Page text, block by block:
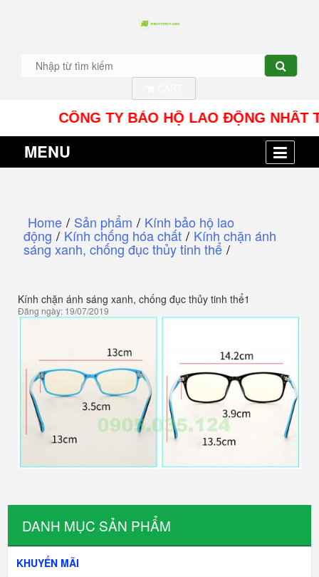
CÔNG TY BẢO HỘ LAO ĐỘNG NHÂT
MENU
DANH MỤC SẢN PHẨM
KHUYẾN MÃI
Home / Sản phẩm / Kính bảo hộ lao
động / Kính chống hóa chất / Kính chặn ánh
sáng xanh, chống đục thủy tinh thể /
Kính chặn ánh sáng xanh, chống đục thủy tinh thể1
Đăng ngày: 19/07/2019